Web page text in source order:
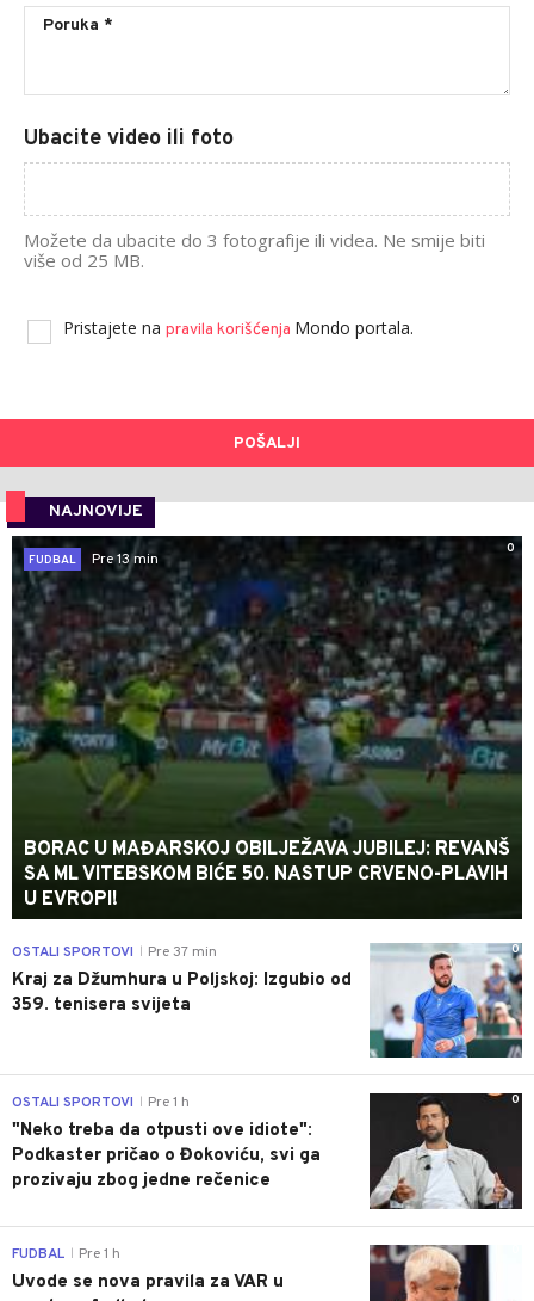
Ubacite video ili foto
Možete da ubacite do 3 fotografije ili videa. Ne smije biti
više od 25 MB.
Pristajete na pravila korišćenja Mondo portala.
POŠALJI
NAJNOVIJE
0
FUDBAL
Pre 13 min
BORAC U MAĐARSKOJ OBILJEŽAVA JUBILEJ: REVANŠ
SA ML VITEBSKOM BIĆE 50. NASTUP CRVENO-PLAVIH
U EVROPI!
0
OSTALI SPORTOVI Pre 37 min
Kraj za Džumhura u Poljskoj: Izgubio od
359. tenisera svijeta
0
OSTALI SPORTOVI Pre 1 h
"Neko treba da otpusti ove idiote":
Podkaster pričao o Đokoviću, svi ga
prozivaju zbog jedne rečenice
FUDBAL Pre 1 h
Uvode se nova pravila za VAR u